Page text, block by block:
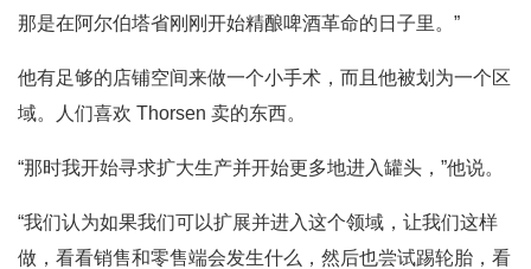
那是在阿尔伯塔省刚刚开始精酿啤酒革命的日子里。”
他有足够的店铺空间来做一个小手术，而且他被划为一个区
域。人们喜欢 Thorsen 卖的东西。
“那时我开始寻求扩大生产并开始更多地进入罐头，”他说。
“我们认为如果我们可以扩展并进入这个领域，让我们这样
做，看看销售和零售端会发生什么，然后也尝试踢轮胎，看